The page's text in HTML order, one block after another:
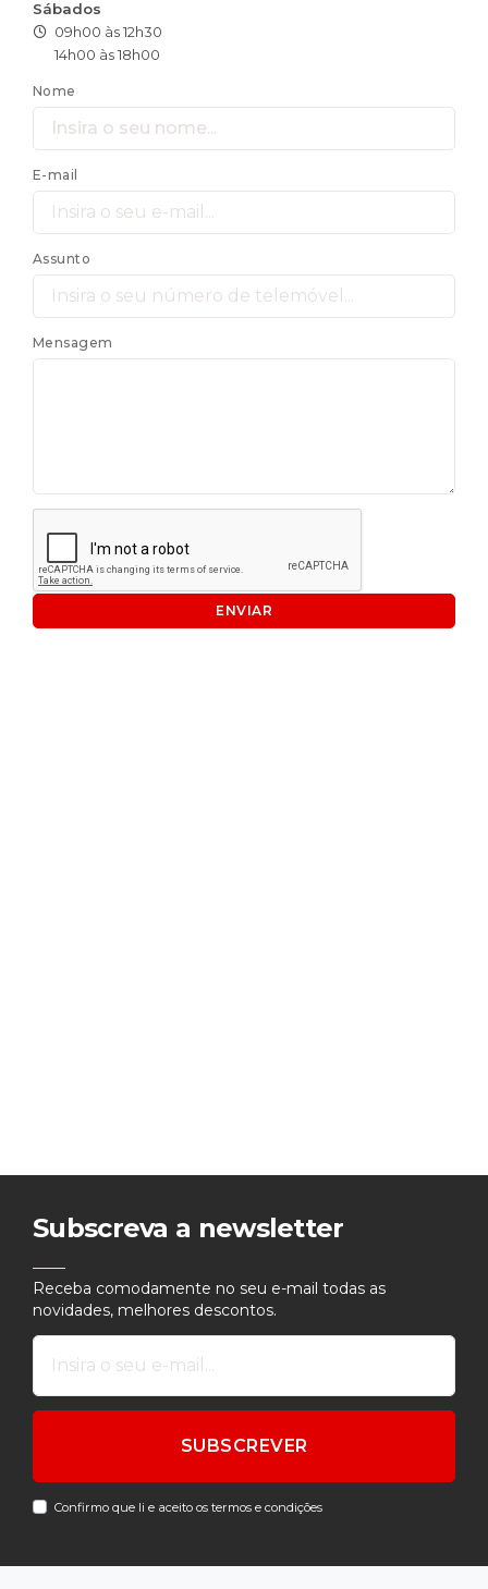
Sábados
09h00 às 12h30
14h00 às 18h00
Nome
E-mail
Assunto
Mensagem
ENVIAR
Subscreva a newsletter
Receba comodamente no seu e-mail todas as
novidades, melhores descontos.
SUBSCREVER
Confirmo que li e aceito os termos e condições